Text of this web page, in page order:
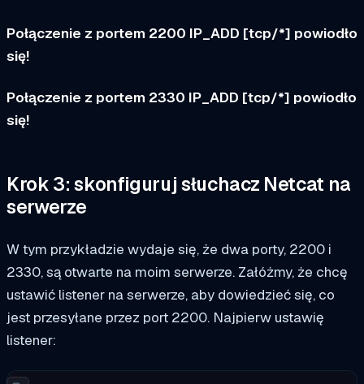
Połączenie z portem 2200 IP_ADD [tcp/*] powiodło
się!
Połączenie z portem 2330 IP_ADD [tcp/*] powiodło
się!
Krok 3: skonfiguruj słuchacz Netcat na
serwerze
W tym przykładzie wydaje się, że dwa porty, 2200 i
2330, są otwarte na moim serwerze. Załóżmy, że chcę
ustawić listener na serwerze, aby dowiedzieć się, co
jest przesyłane przez port 2200. Najpierw ustawię
listener: